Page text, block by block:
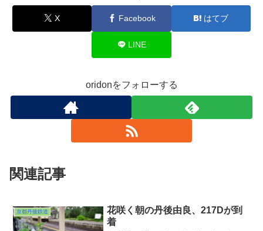
X Facebook はてブ
LINE
oridonをフォローする
関連記事
京都丹後鉄道
花咲く朝の丹後由良、217Dが到
着